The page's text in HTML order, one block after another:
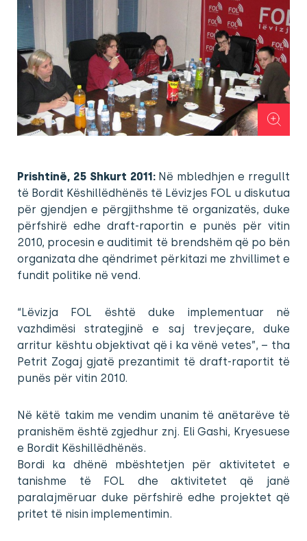
Prishtinë, 25 Shkurt 2011: Në mbledhjen e rregullt
të Bordit Këshillëdhënës të Lëvizjes FOL u diskutua
për gjendjen e përgjithshme të organizatës, duke
përfshirë edhe draft-raportin e punës për vitin
2010, procesin e auditimit të brendshëm që po bën
organizata dhe qëndrimet përkitazi me zhvillimet e
fundit politike në vend.
“Lëvizja FOL është duke implementuar në
vazhdimësi strategjinë e saj trevjeçare, duke
arritur kështu objektivat që i ka vënë vetes”, – tha
Petrit Zogaj gjatë prezantimit të draft-raportit të
punës për vitin 2010.
Në këtë takim me vendim unanim të anëtarëve të
pranishëm është zgjedhur znj. Eli Gashi, Kryesuese
e Bordit Këshillëdhënës.
Bordi ka dhënë mbështetjen për aktivitetet e
tanishme të FOL dhe aktivitetet që janë
paralajmëruar duke përfshirë edhe projektet që
pritet të nisin implementimin.